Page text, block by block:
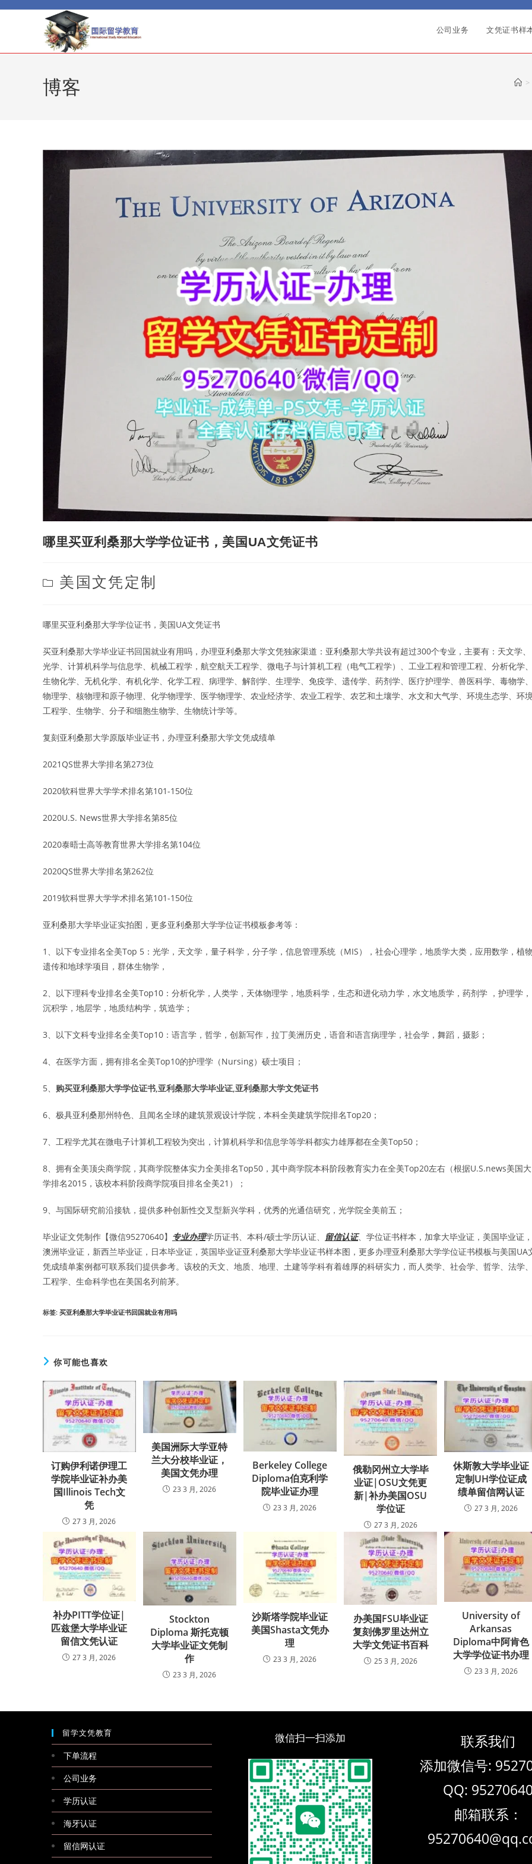
Skip
公司业务 文凭证书样
博客 >
哪里买亚利桑那大学学位证书，美国UA文凭证书
Post
category:
美国文凭定制
哪里买亚利桑那大学学位证书，美国UA文凭证书
买亚利桑那大学毕业证书回国就业有用吗，办理亚利桑那大学文凭独家渠道：亚利桑那大学共设有超过300个专业，主要有：天文学、
光学、计算机科学与信息学、机械工程学，航空航天工程学、微电子与计算机工程（电气工程学）、工业工程和管理工程、分析化学、
生物化学、无机化学、有机化学、化学工程、病理学、解剖学、生理学、免疫学、遗传学、药剂学、医疗护理学、兽医科学、毒物学、
物理学、核物理和原子物理、化学物理学、医学物理学、农业经济学、农业工程学、农艺和土壤学、水文和大气学、环境生态学、环境
工程学、生物学、分子和细胞生物学、生物统计学等。
复刻亚利桑那大学原版毕业证书，办理亚利桑那大学文凭成绩单
2021QS世界大学排名第273位
2020软科世界大学学术排名第101-150位
2020U.S. News世界大学排名第85位
2020泰晤士高等教育世界大学排名第104位
2020QS世界大学排名第262位
2019软科世界大学学术排名第101-150位
亚利桑那大学毕业证实拍图，更多亚利桑那大学学位证书模板参考等：
1、以下专业排名全美Top 5：光学，天文学，量子科学，分子学，信息管理系统（MIS），社会心理学，地质学大类，应用数学，植物
遗传和地球学项目，群体生物学，
2、以下理科专业排名全美Top10：分析化学，人类学，天体物理学，地质科学，生态和进化动力学，水文地质学，药剂学 ，护理学，
沉积学，地层学，地质结构学，筑造学；
3、以下文科专业排名全美Top10：语言学，哲学，创新写作，拉丁美洲历史，语音和语言病理学，社会学，舞蹈，摄影；
4、在医学方面，拥有排名全美Top10的护理学（Nursing）硕士项目；
5、 购买亚利桑那大学学位证书,亚利桑那大学毕业证,亚利桑那大学文凭证书
6、极具亚利桑那州特色、且闻名全球的建筑景观设计学院，本科全美建筑学院排名Top20；
7、工程学尤其在微电子计算机工程较为突出，计算机科学和信息学等学科都实力雄厚都在全美Top50；
8、拥有全美顶尖商学院，其商学院整体实力全美排名Top50，其中商学院本科阶段教育实力在全美Top20左右（根据U.S.news美国大
学排名2015，该校本科阶段商学院项目排名全美21）；
9、与国际研究前沿接轨，提供多种创新性交叉型新兴学科，优秀的光通信研究，光学院全美前五；
毕业证文凭制作【微信95270640】 专业办理学历证书、本科/硕士学历认证、 留信认证、学位证书样本，加拿大毕业证，美国毕业证，
澳洲毕业证，新西兰毕业证，日本毕业证，英国毕业证亚利桑那大学毕业证书样本图，更多办理亚利桑那大学学位证书模板与美国UA
凭成绩单案例都可联系我们提供参考。该校的天文、地质、地理、土建等学科有着雄厚的科研实力，而人类学、社会学、哲学、法学、
工程学、生命科学也在美国名列前茅。
标签: 买亚利桑那大学毕业证书回国就业有用吗
你可能也喜欢
订购伊利诺伊理工
学院毕业证补办美
国Illinois Tech文
凭
27 3 月, 2026
美国洲际大学亚特
兰大分校毕业证，
美国文凭办理
23 3 月, 2026
Berkeley College
Diploma伯克利学
院毕业证办理
23 3 月, 2026
俄勒冈州立大学毕
业证|OSU文凭更
新|补办美国OSU
学位证
27 3 月, 2026
休斯敦大学毕业证
定制UH学位证成
绩单留信网认证
27 3 月, 2026
补办PITT学位证|
匹兹堡大学毕业证
留信文凭认证
27 3 月, 2026
Stockton
Diploma 斯托克顿
大学毕业证文凭制
作
23 3 月, 2026
沙斯塔学院毕业证
美国Shasta文凭办
理
23 3 月, 2026
办美国FSU毕业证
复刻佛罗里达州立
大学文凭证书百科
25 3 月, 2026
University of
Arkansas
Diploma中阿肯色
大学学位证书办理
23 3 月, 2026
留学文凭教育
下单流程
公司业务
学历认证
海牙认证
留信网认证
微信扫一扫添加
联系我们
添加微信号:
QQ: 95270640
邮箱联系：